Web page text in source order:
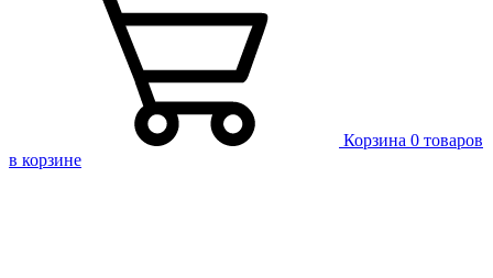
Корзина 0 товаров
в корзине